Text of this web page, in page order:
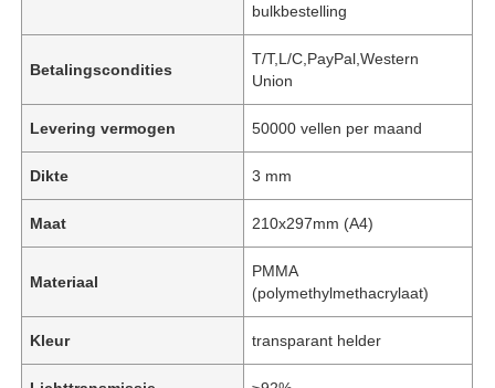
bulkbestelling
Betalingscondities
T/T,L/C,PayPal,Western
Union
Levering vermogen 50000 vellen per maand
Dikte 3 mm
Maat 210x297mm (A4)
Materiaal
PMMA
(polymethylmethacrylaat)
Kleur transparant helder